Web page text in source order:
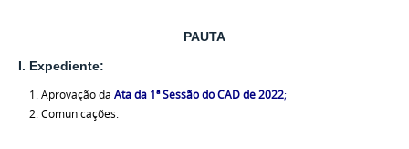
PAUTA
I. Expediente:
Aprovação da Ata da 1ª Sessão do CAD de 2022;
Comunicações.